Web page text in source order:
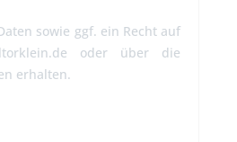
sowie ggf. ein Recht auf
oder über die
erhalten.